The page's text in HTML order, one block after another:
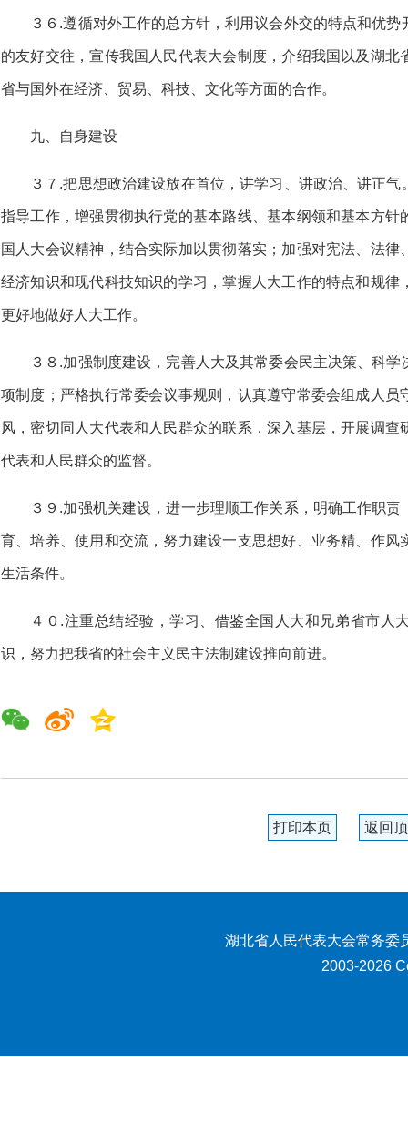
３６.遵循对外工作的总方针，利用议会外交的特点和优
的友好交往，宣传我国人民代表大会制度，介绍我国以及湖
省与国外在经济、贸易、科技、文化等方面的合作。
九、自身建设
３７.把思想政治建设放在首位，讲学习、讲政治、讲正
指导工作，增强贯彻执行党的基本路线、基本纲领和基本方
国人大会议精神，结合实际加以贯彻落实；加强对宪法、法
经济知识和现代科技知识的学习，掌握人大工作的特点和规
更好地做好人大工作。
３８.加强制度建设，完善人大及其常委会民主决策、科
项制度；严格执行常委会议事规则，认真遵守常委会组成人
风，密切同人大代表和人民群众的联系，深入基层，开展调
代表和人民群众的监督。
３９.加强机关建设，进一步理顺工作关系，明确工作职
育、培养、使用和交流，努力建设一支思想好、业务精、作
生活条件。
４０.注重总结经验，学习、借鉴全国人大和兄弟省市人
识，努力把我省的社会主义民主法制建设推向前进。
打印本页 返回
湖北省人民代表大会常务委
2003-2026